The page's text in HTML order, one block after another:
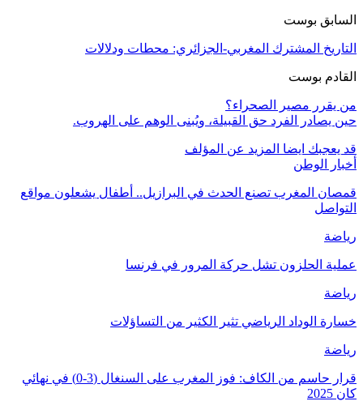
السابق بوست
التاريخ المشترك المغربي-الجزائري: محطات ودلالات
القادم بوست
من يقرر مصير الصحراء؟
حين يصادر الفرد حق القبيلة، ويُبنى الوهم على الهروب.
قد يعجبك ايضا المزيد عن المؤلف
أخبار الوطن
قمصان المغرب تصنع الحدث في البرازيل.. أطفال يشعلون مواقع
التواصل
رياضة
عملية الحلزون تشل حركة المرور في فرنسا
رياضة
خسارة الوداد الرياضي تثير الكثير من التساؤلات
رياضة
قرار حاسم من الكاف: فوز المغرب على السنغال (3-0) في نهائي
كان 2025